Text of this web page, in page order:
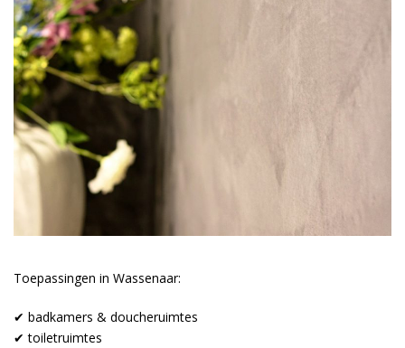
Toepassingen in Wassenaar:
✔ badkamers & doucheruimtes
✔ toiletruimtes